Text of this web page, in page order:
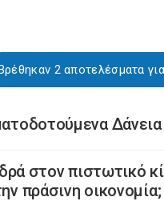
2 αποτελέσματα
Δάνεια
στον πιστωτικό
πράσινη οικονομία;